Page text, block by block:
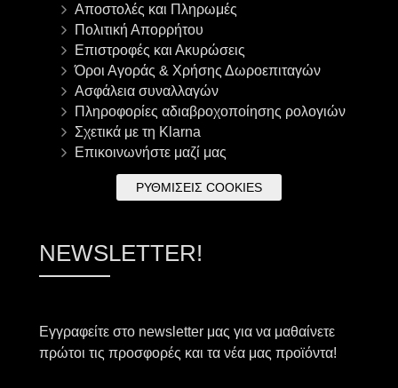
Αποστολές και Πληρωμές
Πολιτική Απορρήτου
Επιστροφές και Ακυρώσεις
Όροι Αγοράς & Χρήσης Δωροεπιταγών
Ασφάλεια συναλλαγών
Πληροφορίες αδιαβροχοποίησης ρολογιών
Σχετικά με τη Klarna
Επικοινωνήστε μαζί μας
ΡΥΘΜΊΣΕΙΣ COOKIES
NEWSLETTER!
Εγγραφείτε στο newsletter μας για να μαθαίνετε
πρώτοι τις προσφορές και τα νέα μας προϊόντα!